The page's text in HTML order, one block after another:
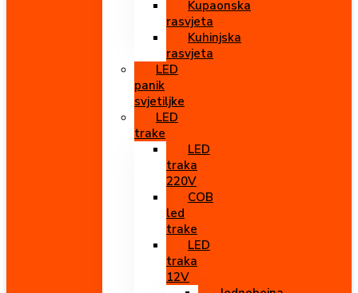
Kupaonska
rasvjeta
Kuhinjska
rasvjeta
LED
panik
svjetiljke
LED
trake
LED
traka
220V
COB
led
trake
LED
traka
12V